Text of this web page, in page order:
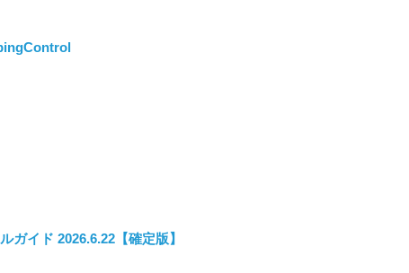
ガイド 2026.6.22【確定版】